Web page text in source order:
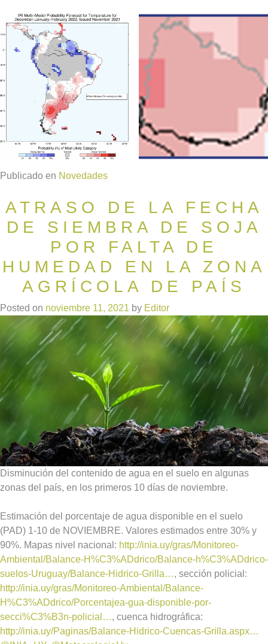
Publicado en Novedades
ATRASO DE LA FECHA
DE SIEMBRA DE SOJA
POR FALTA DE
HUMEDAD EN LA ZONA
AGRÍCOLA DE PAÍS
Posted on noviembre 11, 2021 by Editor
Disminución del contenido de agua en el suelo en algunas
zonas del país, en los primeros 10 días de noviembre.
Estimación del porcentaje de agua disponible en el suelo
(PAD) 1-10 de NOVIEMBRE. Valores estimados entre 30% y
90%. Mapas nivel nacional: http://inia.uy/gras/Monitoreo-
Ambiental/Balance-H%C3%ADdrico/Balance-h%C3%ADdrico-
suelos-Uruguay/Balance-Hidrico-Grilla…, sección policial:
http://inia.uy/gras/Monitoreo-Ambiental/Balance-
H%C3%ADdrico/Porcentajea-gua-disponible-por-
secci%C3%B3n-policial…, cuenca hidrográfica:
http://inia.uy/Paginas/Balance-Hidrico-Cuencas-Grilla.aspx…